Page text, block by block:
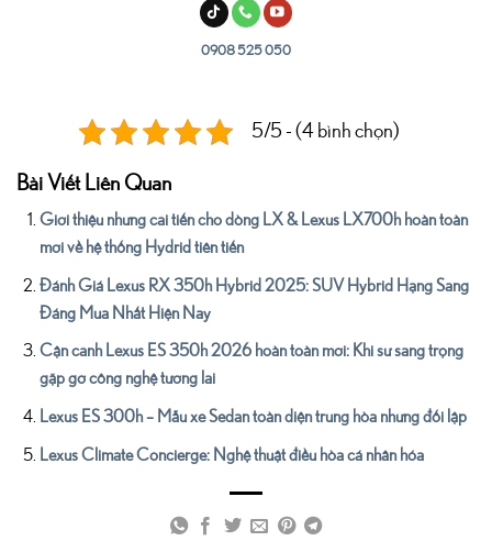
0908 525 050
5/5 - (4 bình chọn)
Bài Viết Liên Quan
Giới thiệu những cải tiến cho dòng LX & Lexus LX700h hoàn toàn
mới về hệ thống Hydrid tiên tiến
Đánh Giá Lexus RX 350h Hybrid 2025: SUV Hybrid Hạng Sang
Đáng Mua Nhất Hiện Nay
Cận cảnh Lexus ES 350h 2026 hoàn toàn mới: Khi sự sang trọng
gặp gỡ công nghệ tương lai
Lexus ES 300h – Mẫu xe Sedan toàn diện trung hòa những đối lập
Lexus Climate Concierge: Nghệ thuật điều hòa cá nhân hóa